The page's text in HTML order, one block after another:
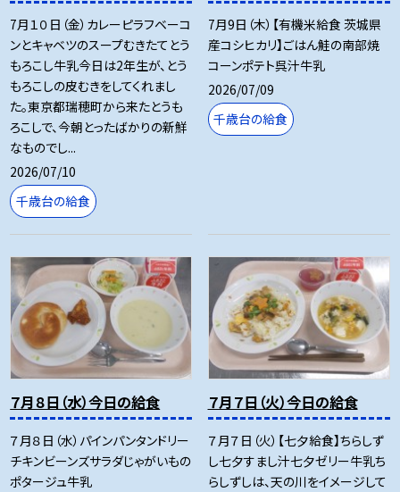
7月１０日（金）カレーピラフベーコ
ンとキャベツのスープむきたてとう
もろこし牛乳今日は2年生が、とう
もろこしの皮むきをしてくれまし
た。東京都瑞穂町から来たとうも
ろこしで、今朝とったばかりの新鮮
なものでし...
2026/07/10
千歳台の給食
7月9日（木）【有機米給食 茨城県
産コシヒカリ】ごはん鮭の南部焼
コーンポテト呉汁牛乳
2026/07/09
千歳台の給食
７月８日（水）今日の給食
７月８日（水）パインパンタンドリー
チキンビーンズサラダじゃがいもの
ポタージュ牛乳
７月７日（火）今日の給食
７月７日（火）【七夕給食】ちらしず
し七夕すまし汁七夕ゼリー牛乳ち
らしずしは、天の川をイメージして